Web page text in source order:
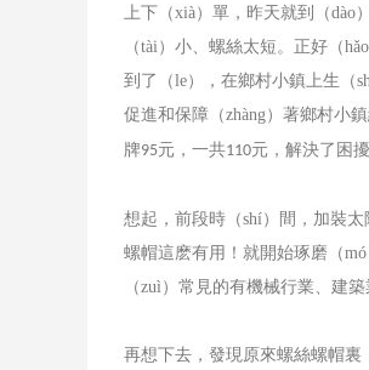
上下（xià）單，昨天就到（dào
（tài）小、螺絲太短。正好（
到了（le），在鄉村小鎮上生（
促進和保障（zhàng）著鄉村小
牌95元，一共110元，解決了困
想起，前段時（shí）間，加裝
螺帽這麽有用！就開始琢磨（
（zuì）常見的有機械行業、建
再想下去，發現原來螺絲螺帽裏